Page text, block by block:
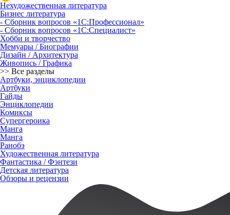
Нехудожественная литература
Бизнес литература
- Сборник вопросов «1С:Профессионал»
- Сборник вопросов «1С:Специалист»
Хобби и творчество
Мемуары / Биографии
Дизайн / Архитектура
Живопись / Графика
>> Все разделы
Артбуки, энциклопедии
Артбуки
Гайды
Энциклопедии
Комиксы
Супергероика
Манга
Манга
Ранобэ
Художественная литература
Фантастика / Фэнтези
Детская литература
Обзоры и рецензии